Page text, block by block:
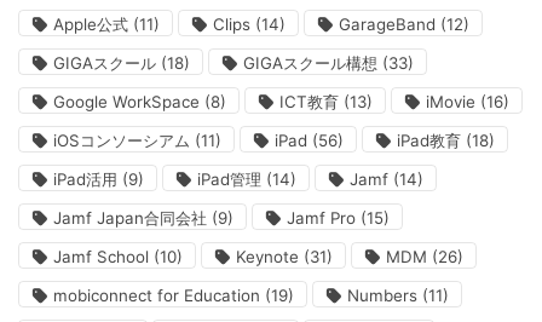
Apple公式 (11) Clips (14) GarageBand (12)
GIGAスクール (18) GIGAスクール構想 (33)
Google WorkSpace (8) ICT教育 (13) iMovie (16)
iOSコンソーシアム (11) iPad (56) iPad教育 (18)
iPad活用 (9) iPad管理 (14) Jamf (14)
Jamf Japan合同会社 (9) Jamf Pro (15)
Jamf School (10) Keynote (31) MDM (26)
mobiconnect for Education (19) Numbers (11)